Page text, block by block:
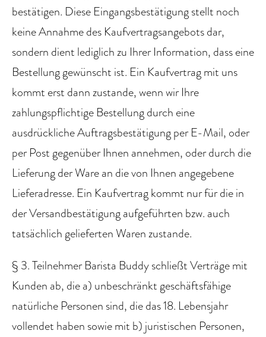
bestätigen. Diese Eingangsbestätigung stellt noch
keine Annahme des Kaufvertragsangebots dar,
sondern dient lediglich zu Ihrer Information, dass eine
Bestellung gewünscht ist. Ein Kaufvertrag mit uns
kommt erst dann zustande, wenn wir Ihre
zahlungspflichtige Bestellung durch eine
ausdrückliche Auftragsbestätigung per E-Mail, oder
per Post gegenüber Ihnen annehmen, oder durch die
Lieferung der Ware an die von Ihnen angegebene
Lieferadresse. Ein Kaufvertrag kommt nur für die in
der Versandbestätigung aufgeführten bzw. auch
tatsächlich gelieferten Waren zustande.
§ 3. Teilnehmer Barista Buddy schließt Verträge mit
Kunden ab, die a) unbeschränkt geschäftsfähige
natürliche Personen sind, die das 18. Lebensjahr
vollendet haben sowie mit b) juristischen Personen,